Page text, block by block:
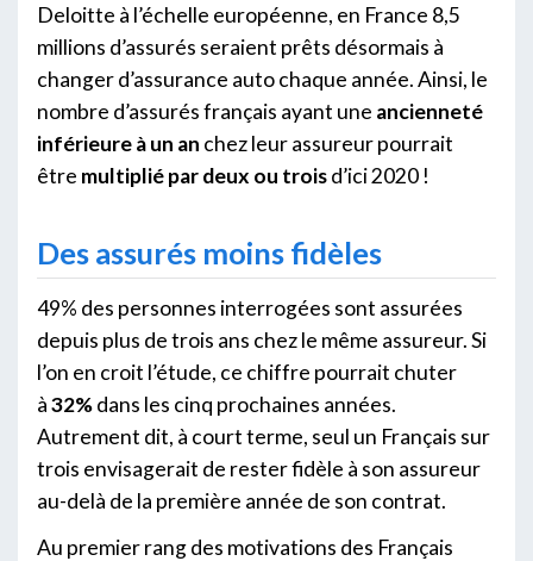
Deloitte à l’échelle européenne, en France 8,5
millions d’assurés seraient prêts désormais à
changer d’assurance auto chaque année. Ainsi, le
nombre d’assurés français ayant une ancienneté
inférieure à un an chez leur assureur pourrait
être multiplié par deux ou troisd’ici 2020 !
Des assurés moins fidèles
49% des personnes interrogées sont assurées
depuis plus de trois ans chez le même assureur. Si
l’on en croit l’étude, ce chiffre pourrait chuter
à32%dans les cinq prochaines années.
Autrement dit, à court terme, seul un Français sur
trois envisagerait de rester fidèle à son assureur
au-delà de la première année de son contrat.
Au premier rang des motivations des Français